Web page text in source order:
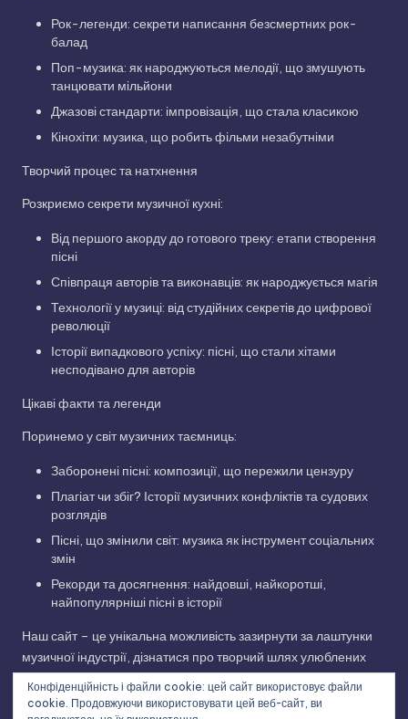
Рок-легенди: секрети написання безсмертних рок-
балад
Поп-музика: як народжуються мелодії, що змушують
танцювати мільйони
Джазові стандарти: імпровізація, що стала класикою
Кінохіти: музика, що робить фільми незабутніми
Творчий процес та натхнення
Розкриємо секрети музичної кухні:
Від першого акорду до готового треку: етапи створення
пісні
Співпраця авторів та виконавців: як народжується магія
Технології у музиці: від студійних секретів до цифрової
революції
Історії випадкового успіху: пісні, що стали хітами
несподівано для авторів
Цікаві факти та легенди
Поринемо у світ музичних таємниць:
Заборонені пісні: композиції, що пережили цензуру
Плагіат чи збіг? Історії музичних конфліктів та судових
розглядів
Пісні, що змінили світ: музика як інструмент соціальних
змін
Рекорди та досягнення: найдовші, найкоротші,
найпопулярніші пісні в історії
Наш сайт – це унікальна можливість зазирнути за лаштунки
музичної індустрії, дізнатися про творчий шлях улюблених
виконавців та відкрити для себе нові грані улюблених
композицій. Приєднуйтесь до нашої музичної подорожі!
Конфіденційність і файли cookie: цей сайт використовує файли
cookie. Продовжуючи використовувати цей веб-сайт, ви